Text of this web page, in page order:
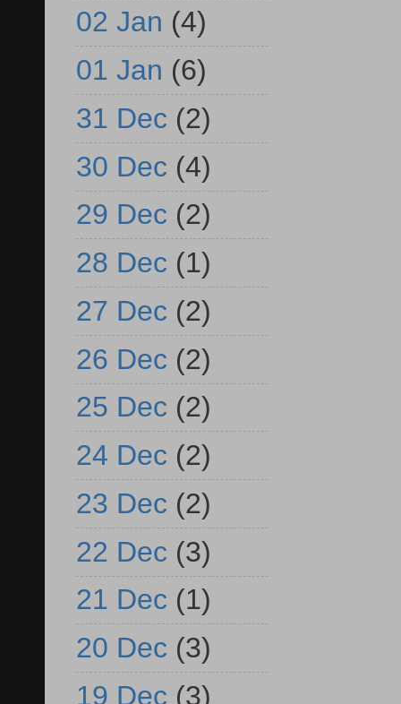
02 Jan (4)
01 Jan (6)
31 Dec (2)
30 Dec (4)
29 Dec (2)
28 Dec (1)
27 Dec (2)
26 Dec (2)
25 Dec (2)
24 Dec (2)
23 Dec (2)
22 Dec (3)
21 Dec (1)
20 Dec (3)
19 Dec (3)